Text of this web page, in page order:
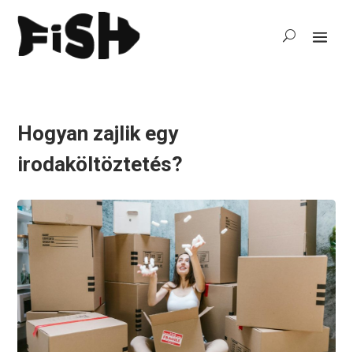
Hogyan zajlik egy
irodaköltöztetés?